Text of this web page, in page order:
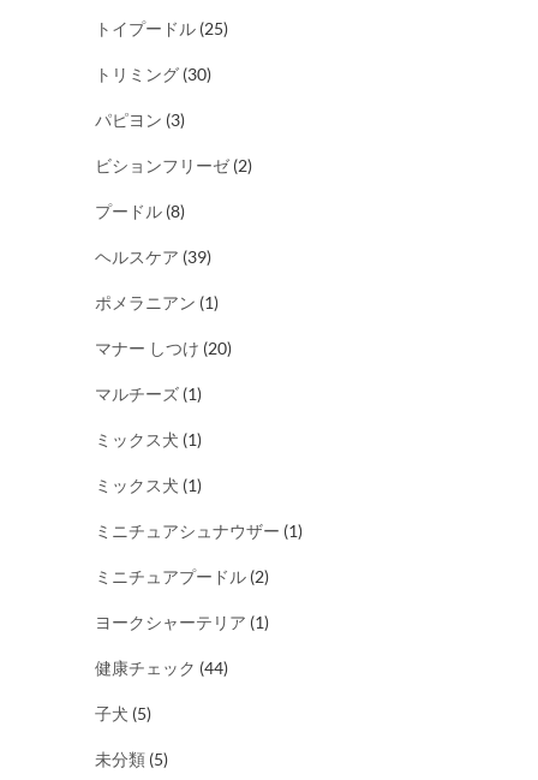
トイプードル (25)
トリミング (30)
パピヨン (3)
ビションフリーゼ(2)
プードル (8)
ヘルスケア (39)
ポメラニアン (1)
マナー しつけ (20)
マルチーズ (1)
ミックス犬 (1)
ミックス犬 (1)
ミニチュアシュナウザー (1)
ミニチュアプードル (2)
ヨークシャーテリア (1)
健康チェック (44)
子犬 (5)
未分類 (5)